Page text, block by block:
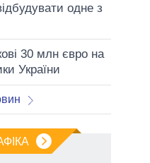
одне з
30 млн євро на
України